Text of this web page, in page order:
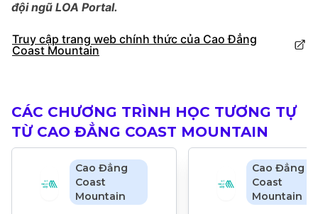
đội ngũ LOA Portal.
Truy cập trang web chính thức của Cao Đẳng
Coast Mountain
CÁC CHƯƠNG TRÌNH HỌC TƯƠNG TỰ
TỪ CAO ĐẲNG COAST MOUNTAIN
Cao Đẳng
Coast
Mountain
Cao Đẳng
Coast
Mountain